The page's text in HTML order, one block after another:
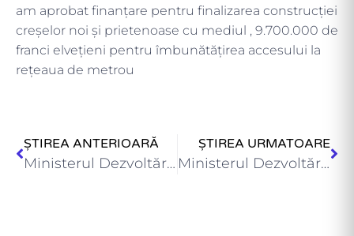
am aprobat finanțare pentru finalizarea construcției
creșelor noi și prietenoase cu mediul , 9.700.000 de
franci elvețieni pentru îmbunătăţirea accesului la
reţeaua de metrou
ȘTIREA ANTERIOARĂ
Ministerul Dezvoltării a publicat, în dezbatere, prioritățile pentru proiectele finanțate…
ȘTIREA URMATOARE
Ministerul Dezvoltării a decontat peste 1,11 miliarde lei pentru continuarea…